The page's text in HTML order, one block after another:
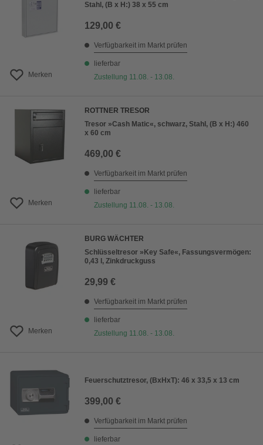
Merken
Stahl, (B x H:) 38 x 55 cm
129,00 €
Verfügbarkeit im Markt prüfen
lieferbar
Zustellung 11.08. - 13.08.
Merken
ROTTNER TRESOR
Tresor »Cash Matic«, schwarz, Stahl, (B x H:) 460
x 60 cm
469,00 €
Verfügbarkeit im Markt prüfen
lieferbar
Zustellung 11.08. - 13.08.
Merken
BURG WÄCHTER
Schlüsseltresor »Key Safe«, Fassungsvermögen:
0,43 l, Zinkdruckguss
29,99 €
Verfügbarkeit im Markt prüfen
lieferbar
Zustellung 11.08. - 13.08.
Feuerschutztresor, (BxHxT): 46 x 33,5 x 13 cm
399,00 €
Verfügbarkeit im Markt prüfen
lieferbar